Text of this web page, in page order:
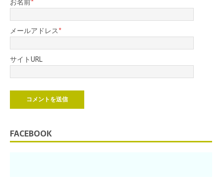
お名前*
メールアドレス*
サイトURL
FACEBOOK